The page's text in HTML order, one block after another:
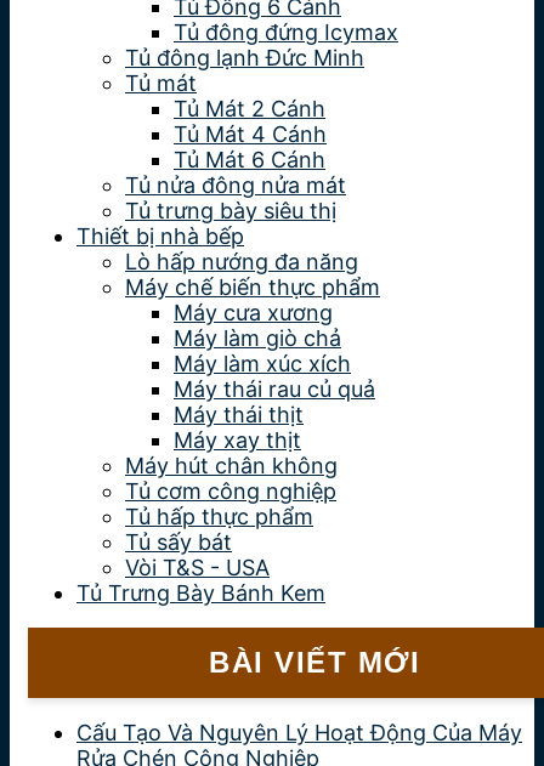
Tủ Đông 6 Cánh
Tủ đông đứng Icymax
Tủ đông lạnh Đức Minh
Tủ mát
Tủ Mát 2 Cánh
Tủ Mát 4 Cánh
Tủ Mát 6 Cánh
Tủ nửa đông nửa mát
Tủ trưng bày siêu thị
Thiết bị nhà bếp
Lò hấp nướng đa năng
Máy chế biến thực phẩm
Máy cưa xương
Máy làm giò chả
Máy làm xúc xích
Máy thái rau củ quả
Máy thái thịt
Máy xay thịt
Máy hút chân không
Tủ cơm công nghiệp
Tủ hấp thực phẩm
Tủ sấy bát
Vòi T&S - USA
Tủ Trưng Bày Bánh Kem
BÀI VIẾT MỚI
Cấu Tạo Và Nguyên Lý Hoạt Động Của Máy
Rửa Chén Công Nghiệp